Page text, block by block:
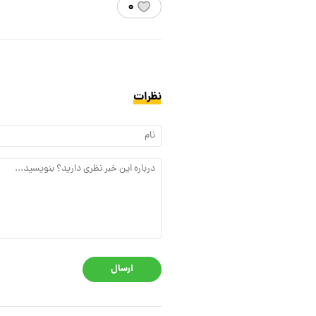
۰
نظرات
ارسال